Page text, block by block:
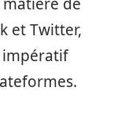
de
et Twitter,